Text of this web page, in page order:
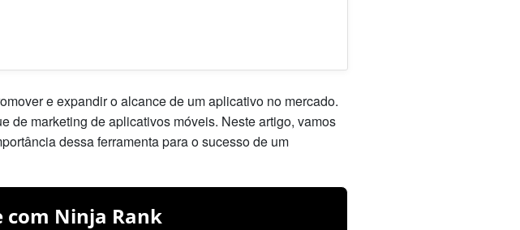
e expandir o alcance de um aplicativo no mercado.
de marketing de aplicativos móveis. Neste artigo, vamos
dessa ferramenta para o sucesso de um
com Ninja Rank